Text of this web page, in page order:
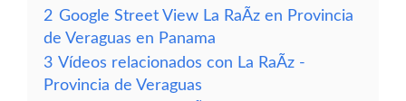
2 Google Street View La RaÃ­z en Provincia
de Veraguas en Panama
3 Vídeos relacionados con La RaÃ­z -
Provincia de Veraguas